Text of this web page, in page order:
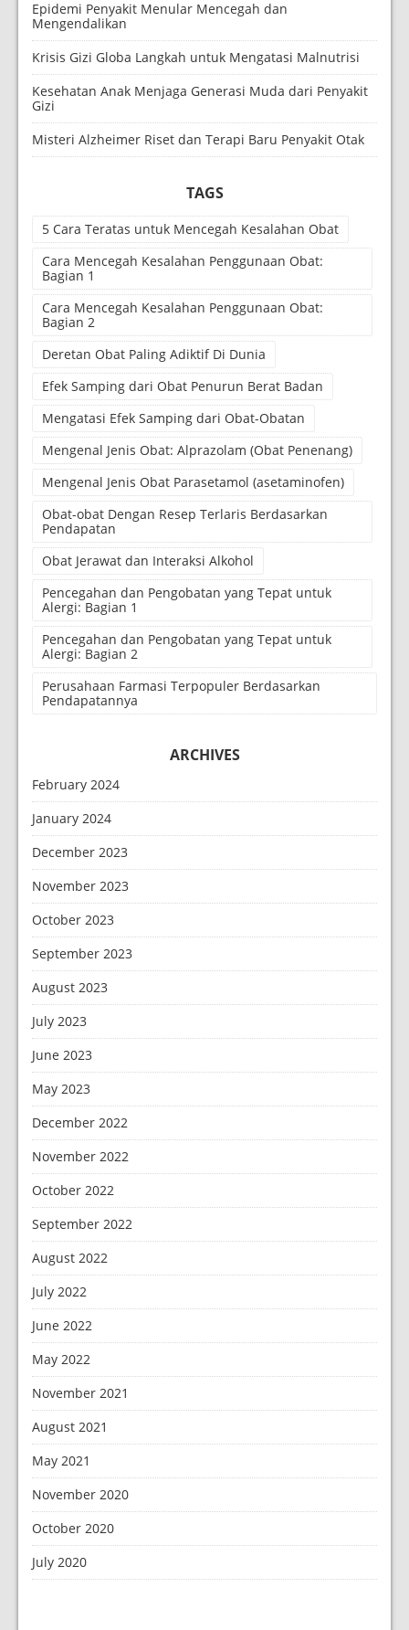
Epidemi Penyakit Menular Mencegah dan
Mengendalikan
Krisis Gizi Globa Langkah untuk Mengatasi Malnutrisi
Kesehatan Anak Menjaga Generasi Muda dari Penyakit
Gizi
Misteri Alzheimer Riset dan Terapi Baru Penyakit Otak
TAGS
5 Cara Teratas untuk Mencegah Kesalahan Obat
Cara Mencegah Kesalahan Penggunaan Obat:
Bagian 1
Cara Mencegah Kesalahan Penggunaan Obat:
Bagian 2
Deretan Obat Paling Adiktif Di Dunia
Efek Samping dari Obat Penurun Berat Badan
Mengatasi Efek Samping dari Obat-Obatan
Mengenal Jenis Obat: Alprazolam (Obat Penenang)
Mengenal Jenis Obat Parasetamol (asetaminofen)
Obat-obat Dengan Resep Terlaris Berdasarkan
Pendapatan
Obat Jerawat dan Interaksi Alkohol
Pencegahan dan Pengobatan yang Tepat untuk
Alergi: Bagian 1
Pencegahan dan Pengobatan yang Tepat untuk
Alergi: Bagian 2
Perusahaan Farmasi Terpopuler Berdasarkan
Pendapatannya
ARCHIVES
February 2024
January 2024
December 2023
November 2023
October 2023
September 2023
August 2023
July 2023
June 2023
May 2023
December 2022
November 2022
October 2022
September 2022
August 2022
July 2022
June 2022
May 2022
November 2021
August 2021
May 2021
November 2020
October 2020
July 2020